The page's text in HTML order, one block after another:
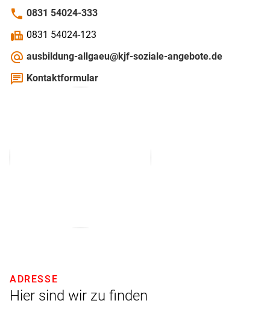
phone 0831 54024-333
fax 0831 54024-123
alternate_email ausbildung-allgaeu@kjf-soziale-angebote.de
chat Kontaktformular
Hier sind wir zu finden
ADRESSE